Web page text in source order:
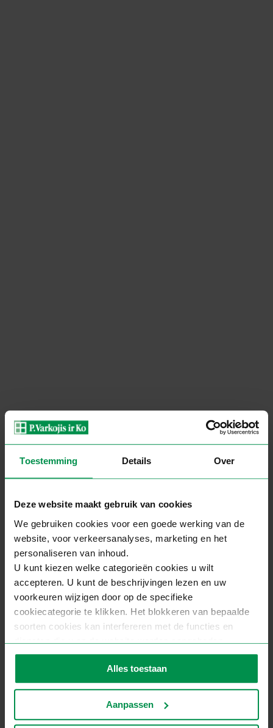
Toestemming Details Over
Deze website maakt gebruik van cookies
We gebruiken cookies voor een goede werking van de
website, voor verkeersanalyses, marketing en het
personaliseren van inhoud.
U kunt kiezen welke categorieën cookies u wilt
accepteren. U kunt de beschrijvingen lezen en uw
voorkeuren wijzigen door op de specifieke
cookiecategorie te klikken. Het blokkeren van bepaalde
soorten cookies kan interfereren met de functies en
diensten die u op de website worden aangeboden.
Zie voor meer informatie onsprivacybeleid.
Alles toestaan
Aanpassen